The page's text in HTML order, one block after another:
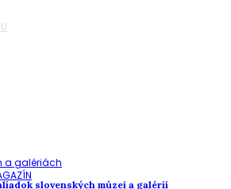
slovenských múzeí a galérií